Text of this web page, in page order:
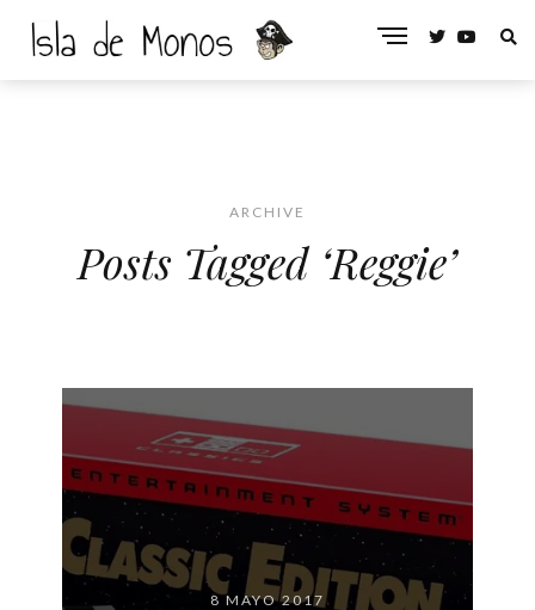
ARCHIVE
Posts Tagged ‘Reggie’
8 MAYO 2017